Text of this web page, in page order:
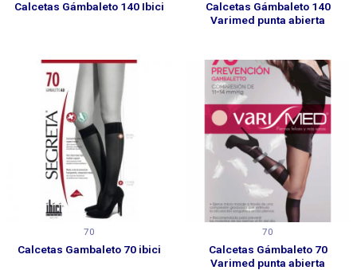
Calcetas Gámbaleto 140 Ibici
Calcetas Gámbaleto 140
Varimed punta abierta
70
Calcetas Gambaleto 70 ibici
70
Calcetas Gámbaleto 70
Varimed punta abierta